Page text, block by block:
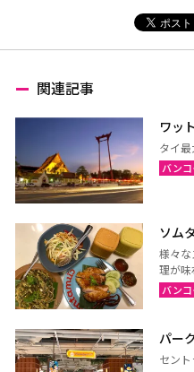
関連記事
ワッ
タイ
バンコ
ソム
様々
理が
バンコ
パー
セン